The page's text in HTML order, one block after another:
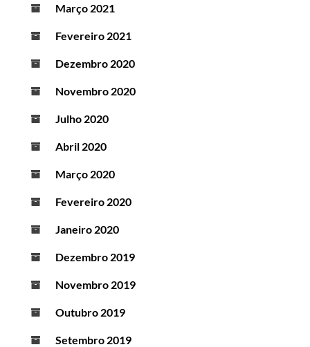
Março 2021
Fevereiro 2021
Dezembro 2020
Novembro 2020
Julho 2020
Abril 2020
Março 2020
Fevereiro 2020
Janeiro 2020
Dezembro 2019
Novembro 2019
Outubro 2019
Setembro 2019